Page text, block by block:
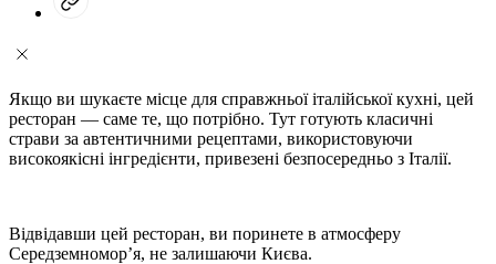
Якщо ви шукаєте місце для справжньої італійської кухні, цей
ресторан — саме те, що потрібно. Тут готують класичні
страви за автентичними рецептами, використовуючи
високоякісні інгредієнти, привезені безпосередньо з Італії.
Відвідавши цей ресторан, ви поринете в атмосферу
Середземномор’я, не залишаючи Києва.